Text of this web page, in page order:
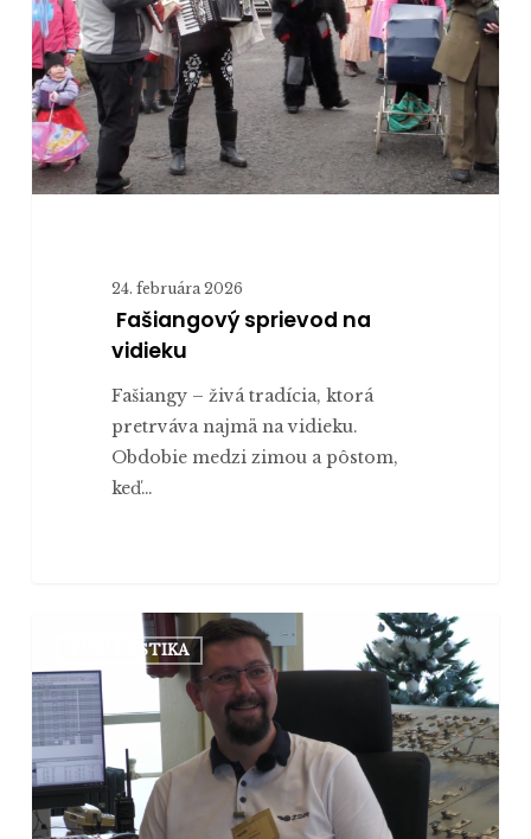
24. februára 2026
Fašiangový sprievod na
vidieku
Fašiangy – živá tradícia, ktorá
pretrváva najmä na vidieku.
Obdobie medzi zimou a pôstom,
keď…
výpravca
práca
snov?
PUBLICISTIKA